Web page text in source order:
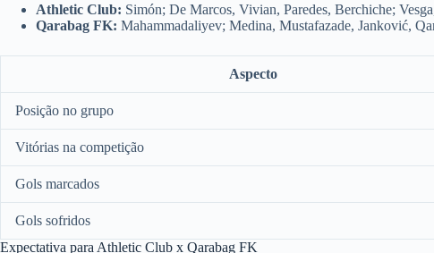
Athletic Club: Simón; De Marcos, Vivian, Paredes, Berchiche;
Qarabag FK: Mahammadaliyev; Medina, Mustafazade, Janković,
Aspecto
Posição no grupo
Vitórias na competição
Gols marcados
Gols sofridos
Expectativa para Athletic Club x Qarabag FK